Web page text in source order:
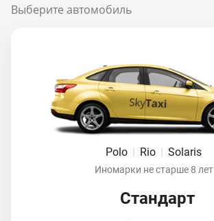
Выберите автомобиль
Polo | Rio | Solaris
Иномарки не старше 8 лет
Стандарт